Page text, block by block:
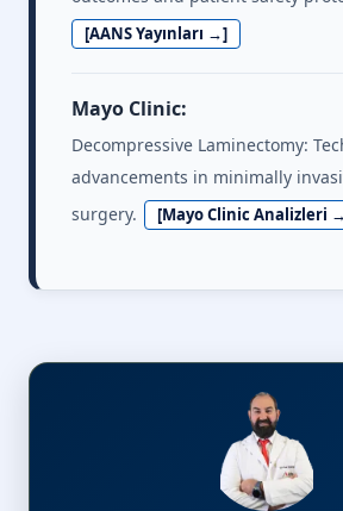
[AANS Yayınları →]
Mayo Clinic:
Decompressive Laminectomy:
advancements in minimally
surgery.
[Mayo Clinic Analizleri